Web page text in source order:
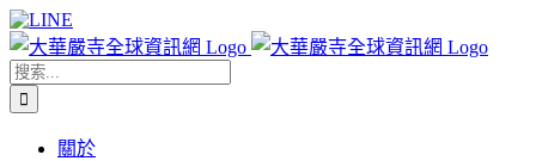
Skip
to
content
Facebook
X
WeChat
YouTube
LINE
搜
索
關於